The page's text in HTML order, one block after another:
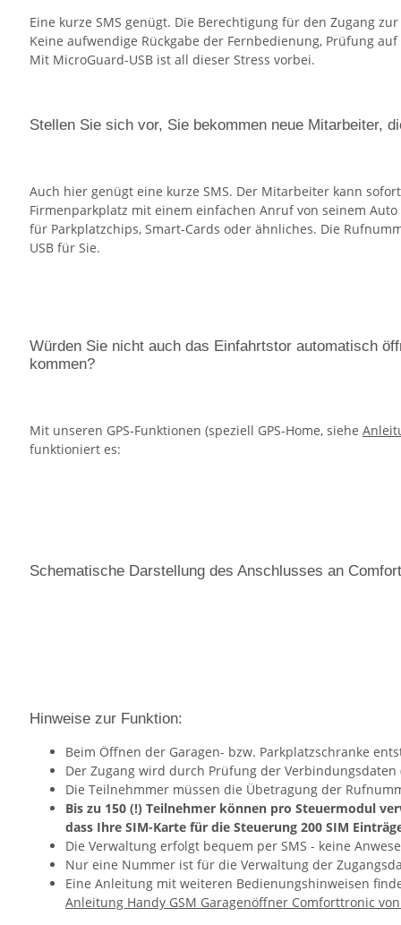
Eine kurze SMS genügt. Die Berechtigung für den Zugang
Keine aufwendige Rückgabe der Fernbedienung, Prüfung
Mit MicroGuard-USB ist all dieser Stress vorbei.
Stellen Sie sich vor, Sie bekommen neue Mitarbeiter,
Auch hier genügt eine kurze SMS. Der Mitarbeiter kann
Firmenparkplatz mit einem einfachen Anruf von seinem
für Parkplatzchips, Smart-Cards oder ähnliches. Die
USB für Sie.
Würden Sie nicht auch das Einfahrtstor automatisch
kommen?
Mit unseren GPS-Funktionen (speziell GPS-Home, siehe
funktioniert es:
Schematische Darstellung des Anschlusses an
Hinweise zur Funktion:
Beim Öffnen der Garagen- bzw. Parkplatzschranke
Der Zugang wird durch Prüfung der
Die Teilnehmmer müssen die Übetragung der
Bis zu 150 (!) Teilnehmer können pro Steuermodul
dass Ihre SIM-Karte für die Steuerung 200 SIM
Die Verwaltung erfolgt bequem per SMS - keine
Nur eine Nummer ist für die Verwaltung der
Eine Anleitung mit weiteren Bedienungshinweisen
Anleitung Handy GSM Garagenöffner Comforttronic